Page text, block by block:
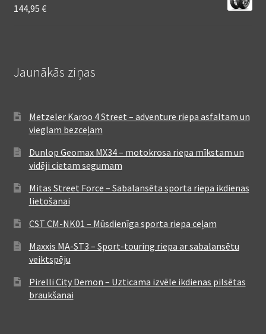
144,95 €
Jaunākās ziņas
Metzeler Karoo 4 Street – adventure riepa asfaltam un
vieglam bezceļam
Dunlop Geomax MX34 – motokrosa riepa mīkstam un
vidēji cietam segumam
Mitas Street Force – Sabalansēta sporta riepa ikdienas
lietošanai
CST CM-NK01 – Mūsdienīga sporta riepa ceļam
Maxxis MA-ST3 – Sport-touring riepa ar sabalansētu
veiktspēju
Pirelli City Demon – Uzticama izvēle ikdienas pilsētas
braukšanai